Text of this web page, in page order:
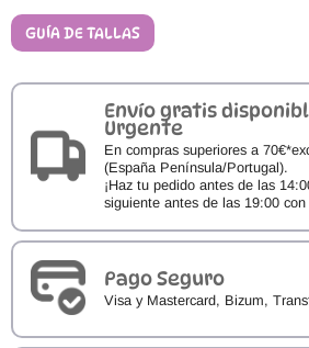
GUÍA DE TALLAS
Envío gratis
Urgente
En compras superiores a
(España Península/Portugal).
¡Haz tu pedido antes de las
siguiente antes de las 19:00 con
Pago Seguro
Visa y Mastercard, Bizum,